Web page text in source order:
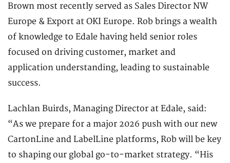
Brown most recently served as Sales Director NW
Europe & Export at OKI Europe. Rob brings a wealth
of knowledge to Edale having held senior roles
focused on driving customer, market and
application understanding, leading to sustainable
success.
Lachlan Buirds, Managing Director at Edale, said:
“As we prepare for a major 2026 push with our new
CartonLine and LabelLine platforms, Rob will be key
to shaping our global go-to-market strategy. “His